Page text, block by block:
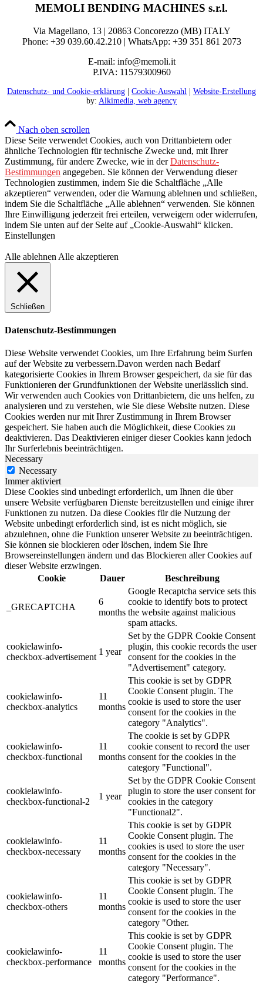
MEMOLI BENDING MACHINES s.r.l.
Via Magellano, 13 | 20863 Concorezzo (MB) ITALY
Phone: +39 039.60.42.210 | WhatsApp: +39 351 861 2073
E-mail: info@memoli.it
P.IVA: 11579300960
Datenschutz- und Cookie-erklärung | Cookie-Auswahl | Website-Erstellung
by: Alkimedia, web agency
Nach oben scrollen
Diese Seite verwendet Cookies, auch von Drittanbietern oder
ähnliche Technologien für technische Zwecke und, mit Ihrer
Zustimmung, für andere Zwecke, wie in derDatenschutz-
Bestimmungen angegeben. Sie können der Verwendung dieser
Technologien zustimmen, indem Sie die Schaltfläche „Alle
akzeptieren“ verwenden, oder die Warnung ablehnen und schließen,
indem Sie die Schaltfläche „Alle ablehnen“ verwenden. Sie können
Ihre Einwilligung jederzeit frei erteilen, verweigern oder widerrufen,
indem Sie unten auf der Seite auf „Cookie-Auswahl“ klicken.
Einstellungen
Alle ablehnen Alle akzeptieren
Schließen
Datenschutz-Bestimmungen
Diese Website verwendet Cookies, um Ihre Erfahrung beim Surfen
auf der Website zu verbessern.Davon werden nach Bedarf
kategorisierte Cookies in Ihrem Browser gespeichert, da sie für das
Funktionieren der Grundfunktionen der Website unerlässlich sind.
Wir verwenden auch Cookies von Drittanbietern, die uns helfen, zu
analysieren und zu verstehen, wie Sie diese Website nutzen. Diese
Cookies werden nur mit Ihrer Zustimmung in Ihrem Browser
gespeichert. Sie haben auch die Möglichkeit, diese Cookies zu
deaktivieren. Das Deaktivieren einiger dieser Cookies kann jedoch
Ihr Surferlebnis beeinträchtigen.
Necessary
Necessary
Immer aktiviert
Diese Cookies sind unbedingt erforderlich, um Ihnen die über
unsere Website verfügbaren Dienste bereitzustellen und einige ihrer
Funktionen zu nutzen. Da diese Cookies für die Nutzung der
Website unbedingt erforderlich sind, ist es nicht möglich, sie
abzulehnen, ohne die Funktion unserer Website zu beeinträchtigen.
Sie können sie blockieren oder löschen, indem Sie Ihre
Browsereinstellungen ändern und das Blockieren aller Cookies auf
dieser Website erzwingen.
Cookie
Dauer Beschreibung
_GRECAPTCHA
6
months
Google Recaptcha service sets this
cookie to identify bots to protect
the website against malicious
spam attacks.
cookielawinfo-
checkbox-advertisement
1 year
Set by the GDPR Cookie Consent
plugin, this cookie records the user
consent for the cookies in the
"Advertisement" category.
cookielawinfo-
checkbox-analytics
11
months
This cookie is set by GDPR
Cookie Consent plugin. The
cookie is used to store the user
consent for the cookies in the
category "Analytics".
cookielawinfo-
checkbox-functional
11
months
The cookie is set by GDPR
cookie consent to record the user
consent for the cookies in the
category "Functional".
cookielawinfo-
checkbox-functional-2
1 year
Set by the GDPR Cookie Consent
plugin to store the user consent for
cookies in the category
"Functional2".
cookielawinfo-
checkbox-necessary
11
months
This cookie is set by GDPR
Cookie Consent plugin. The
cookies is used to store the user
consent for the cookies in the
category "Necessary".
cookielawinfo-
checkbox-others
11
months
This cookie is set by GDPR
Cookie Consent plugin. The
cookie is used to store the user
consent for the cookies in the
category "Other.
cookielawinfo-
checkbox-performance
11
months
This cookie is set by GDPR
Cookie Consent plugin. The
cookie is used to store the user
consent for the cookies in the
category "Performance".